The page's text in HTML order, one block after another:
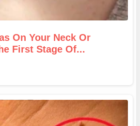
On Your Neck Or
First Stage Of...